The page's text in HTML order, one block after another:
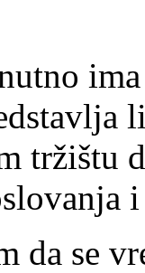
da se